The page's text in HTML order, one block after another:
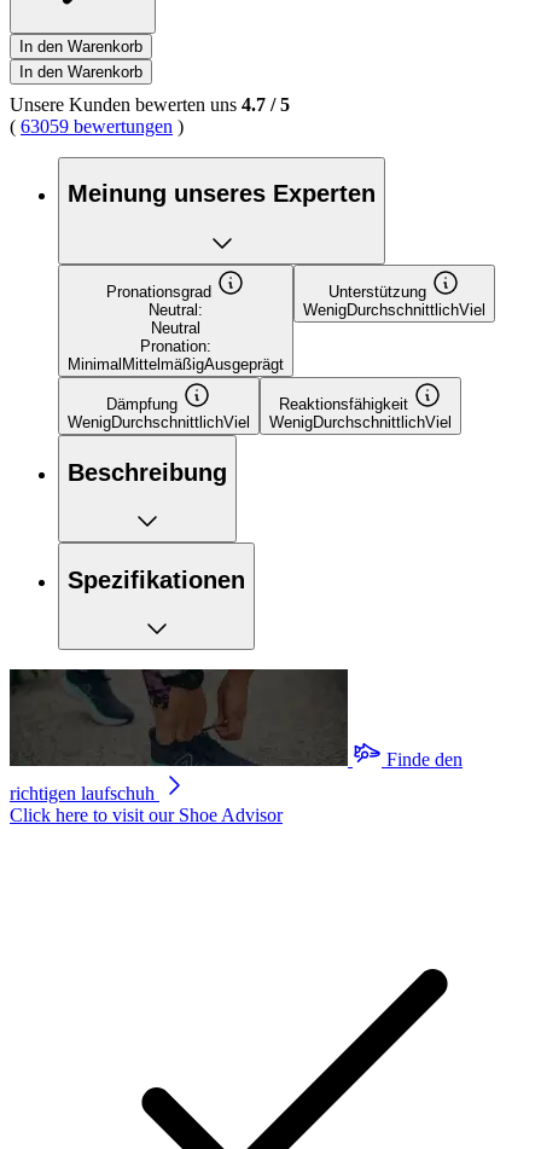
In den Warenkorb
In den Warenkorb
Unsere Kunden bewerten uns 4.7 /5
( 63059 bewertungen )
Meinung unseres Experten
Pronationsgrad
Neutral:
Neutral
Pronation:
Minimal MittelmäßigAusgeprägt
Unterstützung
WenigDurchschnittlichViel
Dämpfung
WenigDurchschnittlichViel
Reaktionsfähigkeit
WenigDurchschnittlichViel
Beschreibung
Spezifikationen
Finde den
richtigen laufschuh
Click here to visit our Shoe Advisor